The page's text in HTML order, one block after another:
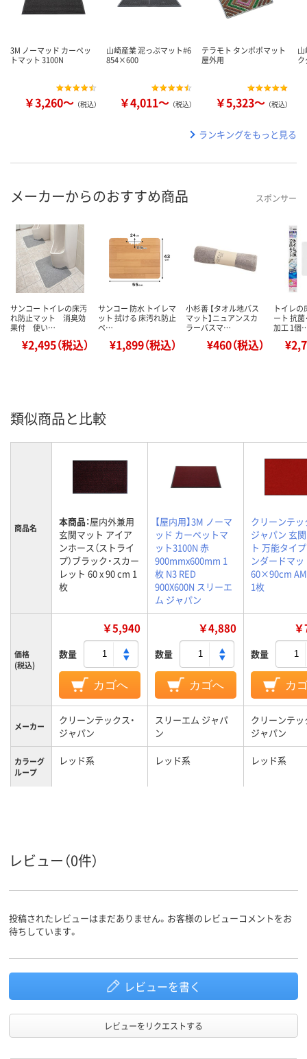
3M ノーマッド カーペッ
トマット 3100N
￥3,260～ （税込）
山崎産業 泥っぷマット#6
854×600
￥4,011～ （税込）
テラモト タンポポマット
屋外用
￥5,323～ （税込）
ランキングをもっと見る
メーカーからのおすすめ商品 スポンサー
サンコー トイレの床汚
れ防止マット 消臭効
果付 使い…
¥2,495（税込）
サンコー 防水 トイレマ
ット 拭ける 床汚れ防止
ベ…
¥1,899（税込）
小杉善 【タオル地バス
マット】ニュアンスカ
ラーバスマ…
¥460（税込）
トイレ
ート 抗菌
加工 1個
類似商品と比較
商品名 本商品：屋内外兼用
玄関マット アイア
ンホース（ストライ
プ）ブラック・スカー
レット 60 x 90 cm 1
枚
【屋内用】3M ノーマ
ッド カーペットマ
ット3100N 赤
900mmx600mm 1
枚 N3 RED
900X600N スリーエ
ム ジャパン
クリーンテッ
ジャパン 玄
ト 万能タイ
ンダードマッ
60×90cm
1枚
価格
(税込)
￥5,940
数量
カゴへ
￥4,880
数量
カゴへ
数量
カ
メーカー
クリーンテックス・
ジャパン
スリーエム ジャパ
ン
クリーンテッ
ジャパン
カラーグ
ループ
レッド系 レッド系 レッド系
レビュー（0件）
投稿されたレビューはまだありません。お客様のレビューコメントをお
待ちしています。
レビューを書く
レビューをリクエストする